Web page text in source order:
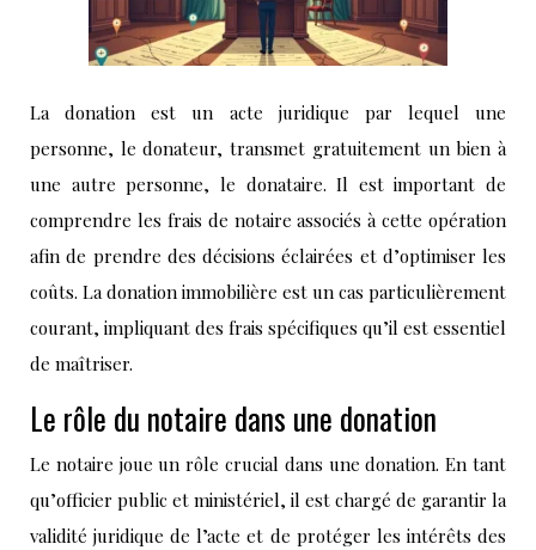
La donation est un acte juridique par lequel une
personne, le donateur, transmet gratuitement un bien à
une autre personne, le donataire. Il est important de
comprendre les frais de notaire associés à cette opération
afin de prendre des décisions éclairées et d’optimiser les
coûts. La donation immobilière est un cas particulièrement
courant, impliquant des frais spécifiques qu’il est essentiel
de maîtriser.
Le rôle du notaire dans une donation
Le notaire joue un rôle crucial dans une donation. En tant
qu’officier public et ministériel, il est chargé de garantir la
validité juridique de l’acte et de protéger les intérêts des